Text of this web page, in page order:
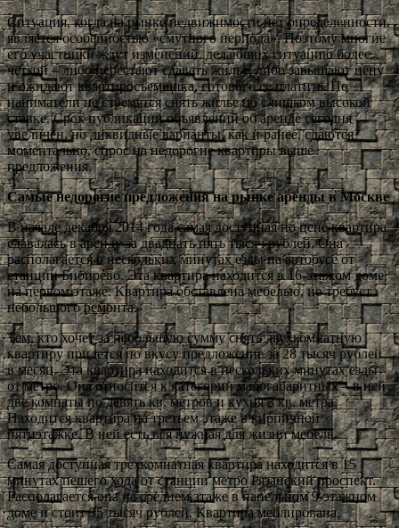
Ситуация, когда на рынке недвижимости нет определенности,
является особенностью «смутного периода». Поэтому многие
его участники ждут изменений, делающих ситуацию более
четкой – либо перестают сдавать жилье, либо завышают цену
и ожидают квартиросъемщика, готового ее платить. Но
наниматели не стремятся снять жилье по слишком высокой
ставке. Срок публикации объявлений об аренде сегодня
увеличен, но ликвидные варианты, как и ранее, сдаются
моментально, спрос на недорогие квартиры выше
предложения.
Самые недорогие предложения на рынке аренды в Москве
В начале декабря 2014 года самая доступная по цене квартира
сдавалась в аренду за двадцать пять тысяч рублей. Она
располагается в нескольких минутах езды на автобусе от
станции Бибирево. Эта квартира находится в 16-этажом доме,
на первом этаже. Квартира обставлена мебелью, но требует
небольшого ремонта.
Тем, кто хочет за небольшую сумму снять двухкомнатную
квартиру придется по вкусу предложение за 28 тысяч рублей
в месяц. Эта квартира находится в нескольких минутах езды
от метро. Она относится к категории малогабаритных – в ней
две комнаты по девять кв. метров и кухня 3 кв. метра.
Находится квартира на третьем этаже в кирпичной
пятиэтажке. В ней есть вся нужная для жизни мебель.
Самая доступная трехкомнатная квартира находится в 15
минутах пешего хода от станции метро Рязанский проспект.
Располагается она на среднем этаже в панельном 9-этажном
доме и стоит 35 тысяч рублей. Квартира меблирована.